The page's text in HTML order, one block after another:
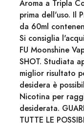
Aroma a Tripla
prima dell'uso. Il
da 60ml
Si consiglia
FU Moonshine
SHOT. Studiata
miglior risultato
desidera è
Nicotina per
desiderata.
TUTTE LE